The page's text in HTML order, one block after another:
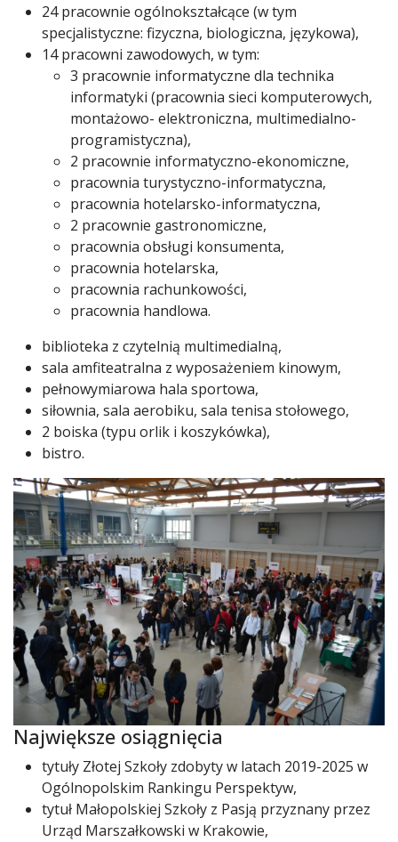
24 pracownie ogólnokształcące (w tym
specjalistyczne: fizyczna, biologiczna, językowa),
14 pracowni zawodowych, w tym:
3 pracownie informatyczne dla technika
informatyki (pracownia sieci komputerowych,
montażowo- elektroniczna, multimedialno-
programistyczna),
2 pracownie informatyczno-ekonomiczne,
pracownia turystyczno-informatyczna,
pracownia hotelarsko-informatyczna,
2 pracownie gastronomiczne,
pracownia obsługi konsumenta,
pracownia hotelarska,
pracownia rachunkowości,
pracownia handlowa.
biblioteka z czytelnią multimedialną,
sala amfiteatralna z wyposażeniem kinowym,
pełnowymiarowa hala sportowa,
siłownia, sala aerobiku, sala tenisa stołowego,
2 boiska (typu orlik i koszykówka),
bistro.
Największe osiągnięcia
tytuły Złotej Szkoły zdobyty w latach 2019-2025 w
Ogólnopolskim Rankingu Perspektyw,
tytuł Małopolskiej Szkoły z Pasją przyznany przez
Urząd Marszałkowski w Krakowie,